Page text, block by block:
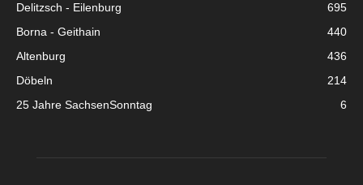
Delitzsch - Eilenburg
695
Borna - Geithain
440
Altenburg
436
Döbeln
214
25 Jahre SachsenSonntag
6